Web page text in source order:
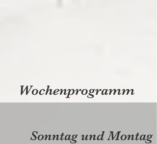
Wochenprogramm
Sonntag und Montag